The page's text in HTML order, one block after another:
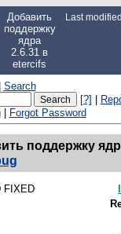
Добавить
поддержку
ядра
2.6.31 в
etercifs
Last
| Search
[?] |
| Forgot Password
поддержку
FIXED